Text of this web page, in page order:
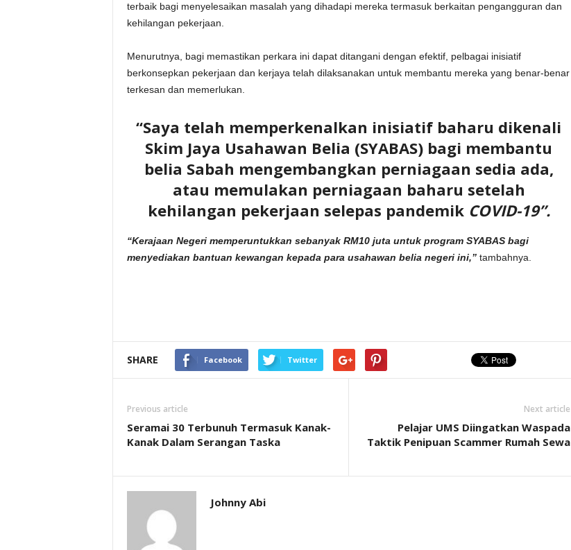
terbaik bagi menyelesaikan masalah yang dihadapi mereka termasuk berkaitan pengangguran dan
kehilangan pekerjaan.
Menurutnya, bagi memastikan perkara ini dapat ditangani dengan efektif, pelbagai inisiatif
berkonsepkan pekerjaan dan kerjaya telah dilaksanakan untuk membantu mereka yang benar-benar
terkesan dan memerlukan.
“Saya telah memperkenalkan inisiatif baharu dikenali
Skim Jaya Usahawan Belia (SYABAS) bagi membantu
belia Sabah mengembangkan perniagaan sedia ada,
atau memulakan perniagaan baharu setelah
kehilangan pekerjaan selepas pandemik COVID-19”.
“Kerajaan Negeri memperuntukkan sebanyak RM10 juta untuk program SYABAS bagi
menyediakan bantuan kewangan kepada para usahawan belia negeri ini,”tambahnya.
SHARE Facebook Twitter
Previous article
Seramai 30 Terbunuh Termasuk Kanak-
Kanak Dalam Serangan Taska
Next article
Pelajar UMS Diingatkan Waspada
Taktik Penipuan Scammer Rumah Sewa
Johnny Abi